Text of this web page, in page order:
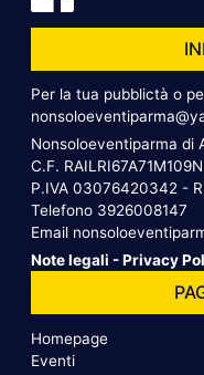
Per la tua pubblictà o
Nonsoloeventiparma di
C.F. RAILRI67A71M109N
P.IVA 03076420342 -
Telefono 3926008147
Email
Note legali -Privacy
Homepage
Eventi